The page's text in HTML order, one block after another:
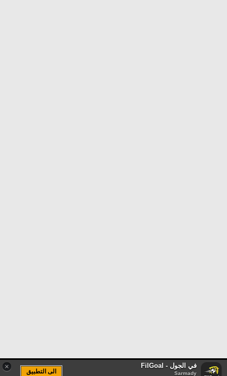
× في الجول - FilGoal
Sarmady
الى التطبيق